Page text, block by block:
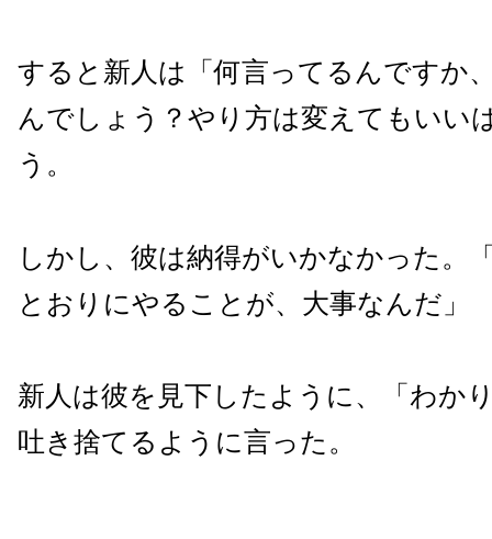
すると新人は「何言ってるんですか
んでしょう？やり方は変えてもいい
う。
しかし、彼は納得がいかなかった。
とおりにやることが、大事なんだ」
新人は彼を見下したように、「わか
吐き捨てるように言った。